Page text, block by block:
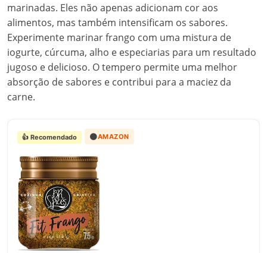
marinadas. Eles não apenas adicionam cor aos
alimentos, mas também intensificam os sabores.
Experimente marinar frango com uma mistura de
iogurte, cúrcuma, alho e especiarias para um resultado
jugoso e delicioso. O tempero permite uma melhor
absorção de sabores e contribui para a maciez da
carne.
👍 Recomendado 🟠AMAZON